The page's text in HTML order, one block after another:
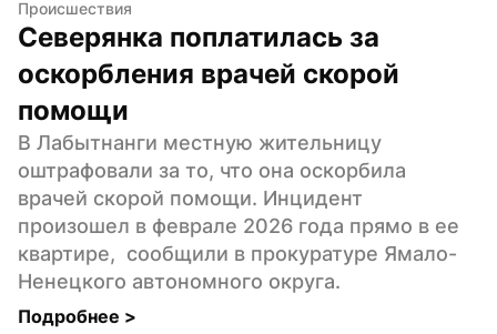
Происшествия
Северянка поплатилась за
оскорбления врачей скорой
помощи
В Лабытнанги местную жительницу
оштрафовали за то, что она оскорбила
врачей скорой помощи. Инцидент
произошел в феврале 2026 года прямо в ее
квартире,  сообщили в прокуратуре Ямало-
Ненецкого автономного округа.
Подробнее >